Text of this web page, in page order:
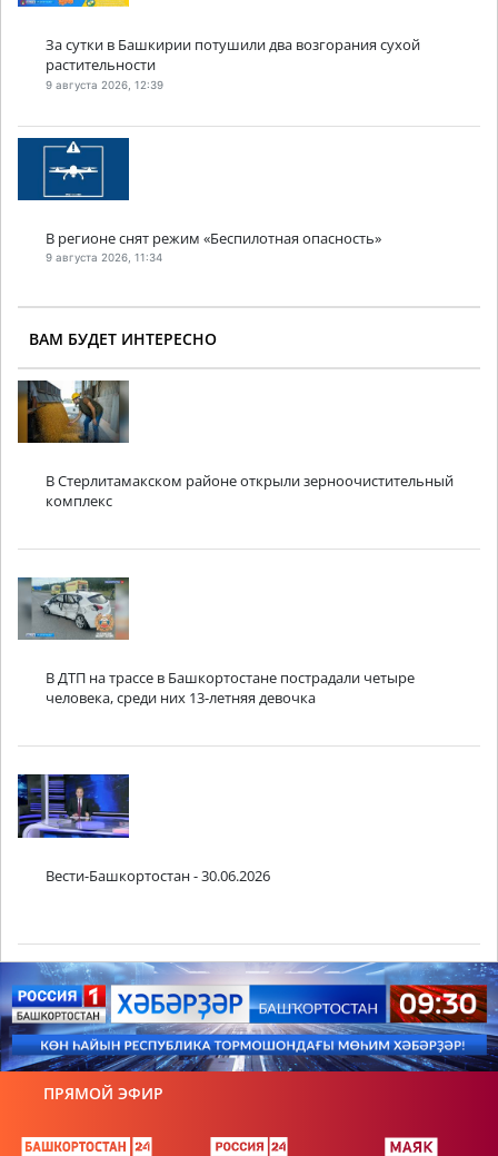
За сутки в Башкирии потушили два возгорания сухой
растительности
9 августа 2026, 12:39
В регионе снят режим «Беспилотная опасность»
9 августа 2026, 11:34
ВАМ БУДЕТ ИНТЕРЕСНО
В Стерлитамакском районе открыли зерноочистительный
комплекс
В ДТП на трассе в Башкортостане пострадали четыре
человека, среди них 13-летняя девочка
Вести-Башкортостан - 30.06.2026
ПРЯМОЙ ЭФИР